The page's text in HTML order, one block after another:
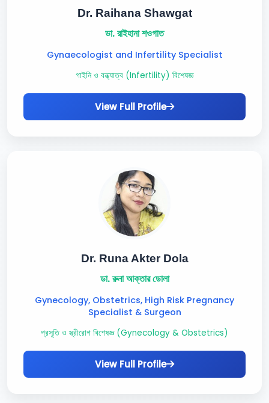
Dr. Raihana Shawgat
ডা. রাইহানা শওগাত
Gynaecologist and Infertility Specialist
গাইনি ও বন্ধ্যাত্ব (Infertility) বিশেষজ্ঞ
View Full Profile
Dr. Runa Akter Dola
ডা. রুনা আক্তার ডোলা
Gynecology, Obstetrics, High Risk Pregnancy
Specialist & Surgeon
প্রসূতি ও স্ত্রীরোগ বিশেষজ্ঞ (Gynecology & Obstetrics)
View Full Profile